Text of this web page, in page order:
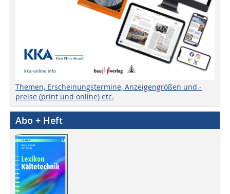
Themen, Erscheinungstermine, Anzeigengrößen und -
preise (print und online) etc.
Abo + Heft